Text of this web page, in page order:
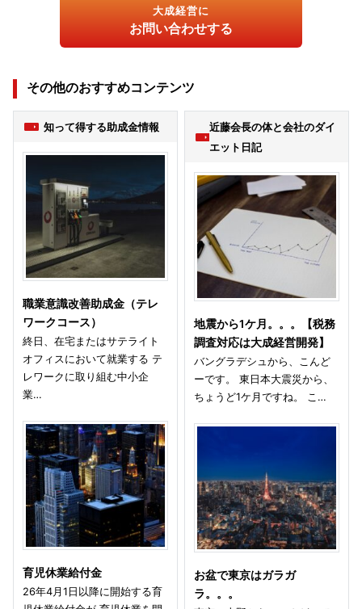
大成経営に
お問い合わせする
その他のおすすめコンテンツ
知って得する助成金情報
職業意識改善助成金（テレ
ワークコース）
終日、在宅またはサテライト
オフィスにおいて就業する テ
レワークに取り組む中小企
業…
育児休業給付金
26年4月1日以降に開始する育
近藤会長の体と会社のダイ
エット日記
地震から1ケ月。。。【税務
調査対応は大成経営開発】
バングラデシュから、こんど
ーです。 東日本大震災から、
ちょうど1ケ月ですね。 こ…
お盆で東京はガラガ
ラ。。。